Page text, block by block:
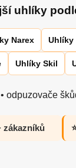
uhlíky
Narex Uhlíky
Uhlíky Skil
zákazníků